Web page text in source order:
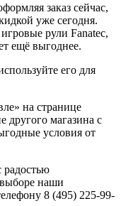
заказ сейчас,
уже сегодня.
рули Fanatec,
ещё выгоднее.
его для
на странице
другого магазина с
условия от
наши
8 (495) 225-99-